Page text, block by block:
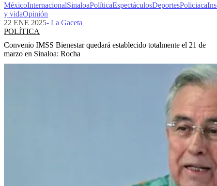
MéxicoInternacionalSinaloaPolíticaEspectáculosDeportesPoliciaca
y vidaOpinión
22 ENE 2025- La Gaceta
POLÍTICA
Convenio IMSS Bienestar quedará establecido totalmente el 21 de
marzo en Sinaloa: Rocha